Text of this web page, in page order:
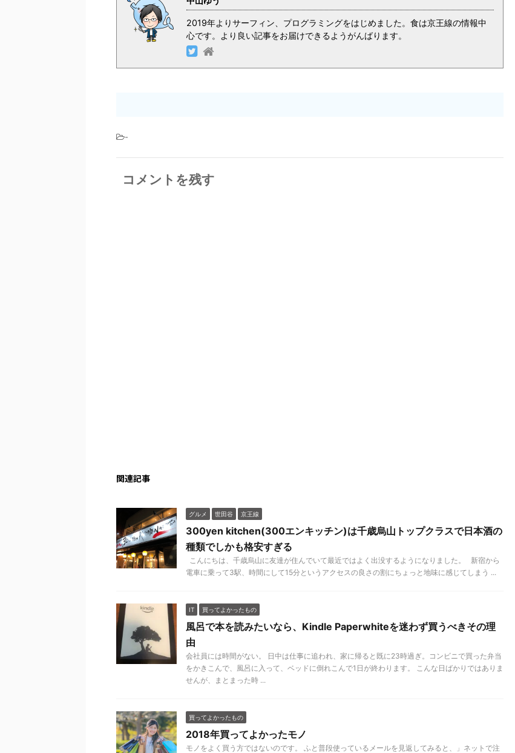
2019年よりサーフィン、プログラミングをはじめました。食は京王線の情報中
心です。より良い記事をお届けできるようがんばります。
-
コメントを残す
関連記事
グルメ 世田谷 京王線
300yen kitchen(300エンキッチン)は千歳烏山トップクラスで日本酒の
種類でしかも格安すぎる
こんにちは、千歳烏山に友達が住んでいて最近ではよく出没するようになりました。 新宿から
電車に乗って3駅、時間にして15分というアクセスの良さの割にちょっと地味に感じてしまう ...
IT 買ってよかったもの
風呂で本を読みたいなら、Kindle Paperwhiteを迷わず買うべきその理
由
会社員には時間がない。 日中は仕事に追われ、家に帰ると既に23時過ぎ。コンビニで買った弁当
をかきこんで、風呂に入って、ベッドに倒れこんで1日が終わります。 こんな日ばかりではありま
せんが、まとまった時 ...
買ってよかったもの
2018年買ってよかったモノ
モノをよく買う方ではないのです。 ふと普段使っているメールを見返してみると、」ネットで注